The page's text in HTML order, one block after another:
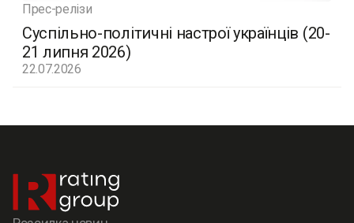
Прес-релізи
Суспільно-політичні настрої українців (20-
21 липня 2026)
22.07.2026